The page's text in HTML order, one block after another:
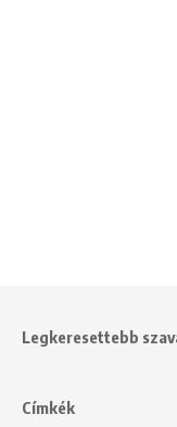
Legkeresettebb
Címkék